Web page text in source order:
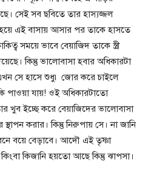
সেই সব ছবিতে তার হাস্যজ্জল
হয়ে এই বাসায় আসার পর তাকে হাসতে
সময়ে ভাবে বেয়াজিদ তাকে স্ত্রী
কিন্তু ভালোবাসা হবার অধিকারটা
সে হাসে শুধু৷ জোর করে চাইলে
পাওয়া যায়! ওই অধিকারটাতো
খুব ইচ্ছে করে বেয়াজিদের ভালোবাসা
করার। কিন্তু নিরুপায় সে। না জানি
বয়ে বেড়াবে। আদৌ এই তৃষ্ণা
কিজানি হয়তো আছে কিন্তু ঝাপসা।